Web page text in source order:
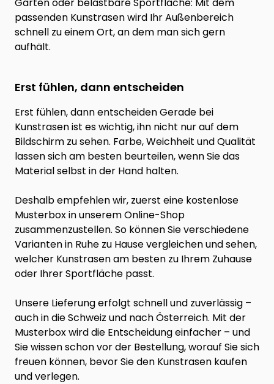
passenden Kunstrasen wird Ihr Außenbereich
schnell zu einem Ort, an dem man sich gern
aufhält.
Erst fühlen, dann entscheiden
Erst fühlen, dann entscheiden Gerade bei
Kunstrasen ist es wichtig, ihn nicht nur auf dem
Bildschirm zu sehen. Farbe, Weichheit und Qualität
lassen sich am besten beurteilen, wenn Sie das
Material selbst in der Hand halten.
Deshalb empfehlen wir, zuerst eine kostenlose
Musterbox in unserem Online-Shop
zusammenzustellen. So können Sie verschiedene
Varianten in Ruhe zu Hause vergleichen und sehen,
welcher Kunstrasen am besten zu Ihrem Zuhause
oder Ihrer Sportfläche passt.
Unsere Lieferung erfolgt schnell und zuverlässig –
auch in die Schweiz und nach Österreich. Mit der
Musterbox wird die Entscheidung einfacher – und
Sie wissen schon vor der Bestellung, worauf Sie sich
freuen können, bevor Sie den Kunstrasen kaufen
und verlegen.